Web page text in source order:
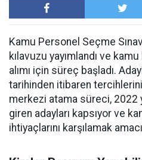
Kamu Personel Seçme
kılavuzu yayımlandı ve
alımı için süreç başladı.
tarihinden itibaren
merkezi atama süreci, 2022
giren adayları kapsıyor ve
ihtiyaçlarını karşılamak